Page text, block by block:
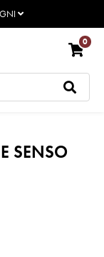
0
SENSO